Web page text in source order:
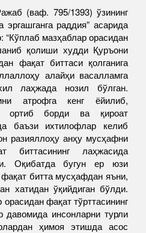
(ваф. 795/1393) ўзининг
эргашганга раддия” асарида
“Кўплаб мазҳаблар орасидан
қолиши худди Қуръони
фақат биттаси қолганига
алайҳи васалламга
лаҳжада нозил бўлган.
атрофга кенг ёйилиб,
ортиб борди ва қироат
баъзи ихтилофлар келиб
разияллоҳу анҳу мусҳафни
биттасининг лаҳжасида
Оқибатда бугун ер юзи
битта мусҳафдан яъни,
хатидан ўқийдиган бўлди.
фақат тўрттасининг
давомида инсонларни турли
ҳимоя этишда асос